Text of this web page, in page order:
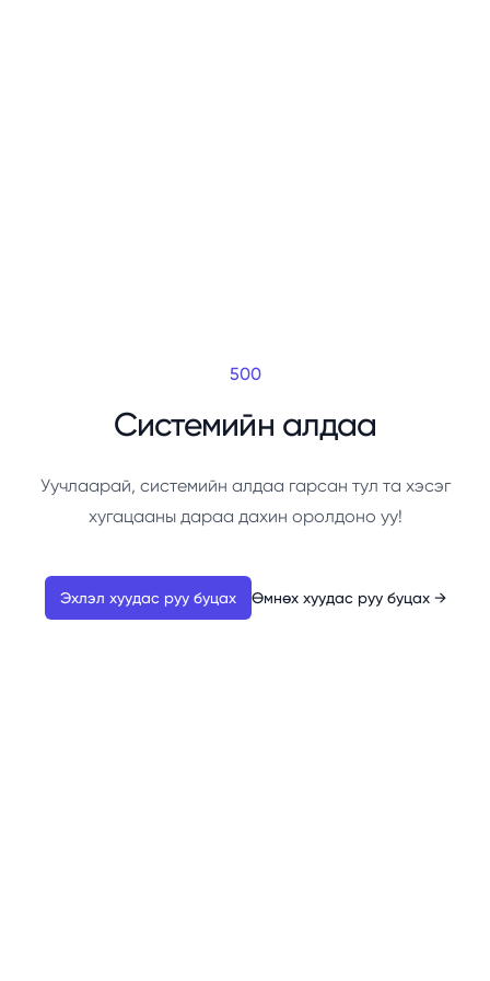
500
Системийн алдаа
Уучлаарай, системийн алдаа гарсан тул та хэсэг
хугацааны дараа дахин оролдоно уу!
Эхлэл хуудас руу буцах Өмнөх хуудас руу буцах →